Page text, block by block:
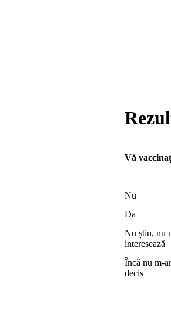
Vă
Nu
Da
Nu știu, nu
Încă nu m-
decis